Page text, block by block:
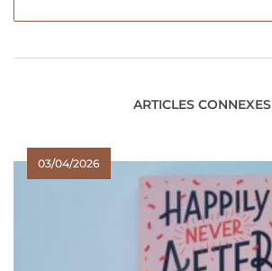
ARTICLES CONNEXES
03/04/2026